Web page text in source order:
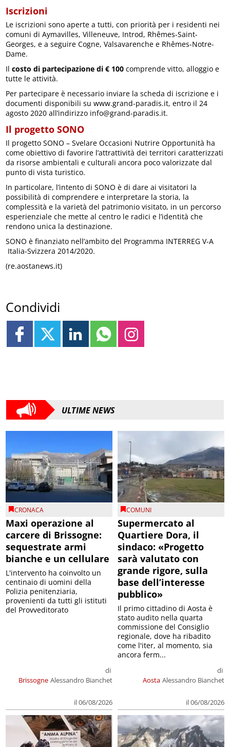
Iscrizioni
Le iscrizioni sono aperte a tutti, con priorità per i residenti nei
comuni di Aymavilles, Villeneuve, Introd, Rhêmes-Saint-
Georges, e a seguire Cogne, Valsavarenche e Rhêmes-Notre-
Dame.
Ilcosto di partecipazione di € 100comprende vitto, alloggio e
tutte le attività.
Per partecipare è necessario inviare la scheda di iscrizione e i
documenti disponibili su www.grand-paradis.it, entro il 24
agosto 2020 all’indirizzo info@grand-paradis.it.
Il progetto SONO
Il progetto SONO – Svelare Occasioni Nutrire Opportunità ha
come obiettivo di favorire l’attrattività dei territori caratterizzati
da risorse ambientali e culturali ancora poco valorizzate dal
punto di vista turistico.
In particolare, l’intento di SONO è di dare ai visitatori la
possibilità di comprendere e interpretare la storia, la
complessità e la varietà del patrimonio visitato, in un percorso
esperienziale che mette al centro le radici e l’identità che
rendono unica la destinazione.
SONO è finanziato nell’ambito del Programma INTERREG V-A
Italia-Svizzera 2014/2020.
(re.aostanews.it)
Condividi
ULTIME NEWS
CRONACA
Maxi operazione al
carcere di Brissogne:
sequestrate armi
bianche e un cellulare
Brissogne
di
Alessandro Bianchet
il 06/08/2026
L'intervento ha coinvolto un
centinaio di uomini della
Polizia penitenziaria,
provenienti da tutti gli istituti
del Provveditorato
COMUNI
Supermercato al
Quartiere Dora, il
sindaco: «Progetto
sarà valutato con
grande rigore, sulla
base dell’interesse
pubblico»
Aosta
di
Alessandro Bianchet
il 06/08/2026
Il primo cittadino di Aosta è
stato audito nella quarta
commissione del Consiglio
regionale, dove ha ribadito
come l'iter, al momento, sia
ancora ferm...